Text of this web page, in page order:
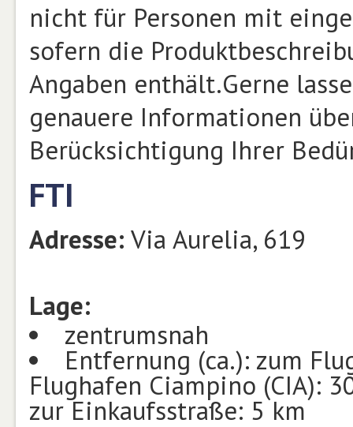
nicht für Personen mit
sofern die
Angaben enthält.Gerne
genauere Informationen
Berücksichtigung Ihrer
FTI
Adresse: Via Aurelia, 619
Lage:
zentrumsnah
Entfernung (ca.): zum
Flughafen Ciampino (CIA):
zur Einkaufsstraße: 5 km